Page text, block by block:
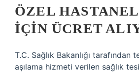
ÖZEL
IÇIN ÜCRET
T.C. Sağlık Bakanlığı tarafından
aşılama hizmeti verilen sağlık